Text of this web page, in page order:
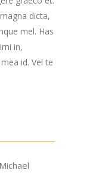
dicta,
mel. Has
in,
id. Vel te